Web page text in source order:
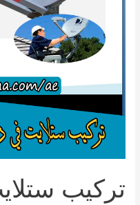
تركيب